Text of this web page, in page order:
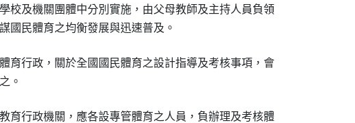
校及機關團體中分別實施，由父母教師及主持人員負領
國民體育之均衡發展與迅速普及。
育行政，關於全國國民體育之設計指導及考核事項，會
。
育行政機關，應各設專管體育之人員，負辦理及考核體